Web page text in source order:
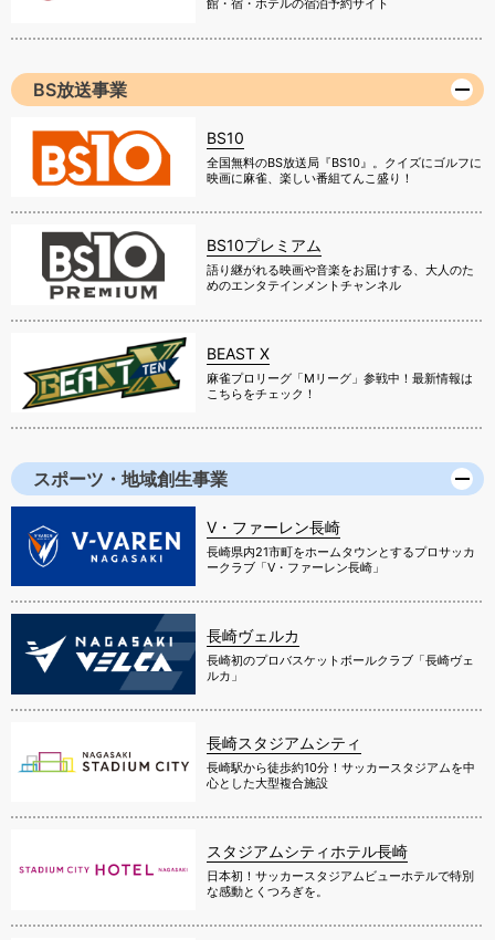
館・宿・ホテルの宿泊予約サイト
BS放送事業
BS10
全国無料のBS放送局『BS10』。クイズにゴルフに
映画に麻雀、楽しい番組てんこ盛り！
BS10プレミアム
語り継がれる映画や音楽をお届けする、大人のた
めのエンタテインメントチャンネル
BEAST X
麻雀プロリーグ「Mリーグ」参戦中！最新情報は
こちらをチェック！
スポーツ・地域創生事業
V・ファーレン長崎
長崎県内21市町をホームタウンとするプロサッカ
ークラブ「V・ファーレン長崎」
長崎ヴェルカ
長崎初のプロバスケットボールクラブ「長崎ヴェ
ルカ」
長崎スタジアムシティ
長崎駅から徒歩約10分！サッカースタジアムを中
心とした大型複合施設
スタジアムシティホテル長崎
日本初！サッカースタジアムビューホテルで特別
な感動とくつろぎを。